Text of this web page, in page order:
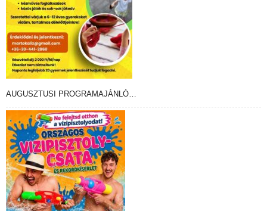
AUGUSZTUSI PROGRAMAJÁNLÓ…